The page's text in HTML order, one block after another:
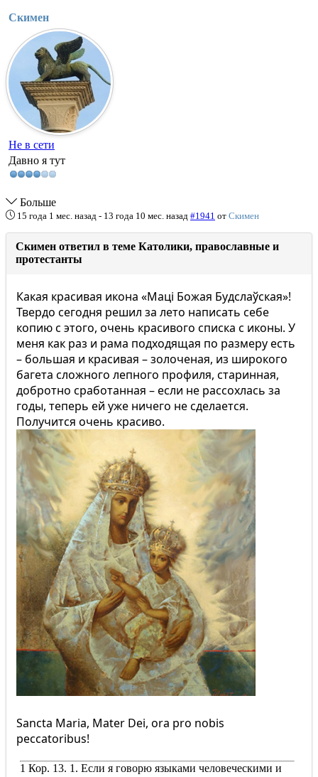
Скимен
Не в сети
Давно я тут
Больше
15 года 1 мес. назад - 13 года 10 мес. назад #1941 от Скимен
Скимен ответил в теме Католики, православные и
протестанты
Какая красивая икона «Маці Божая Будслаўская»!
Твердо сегодня решил за лето написать себе
копию с этого, очень красивого списка с иконы. У
меня как раз и рама подходящая по размеру есть
– большая и красивая – золоченая, из широкого
багета сложного лепного профиля, старинная,
добротно сработанная – если не рассохлась за
годы, теперь ей уже ничего не сделается.
Получится очень красиво.
Sancta Maria, Mater Dei, ora pro nobis
peccatoribus!
1 Кор. 13. 1. Если я говорю языками человеческими и